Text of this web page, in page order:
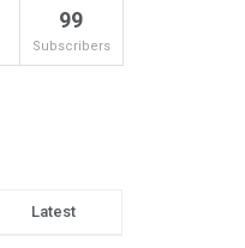
99
Subscribers
Latest